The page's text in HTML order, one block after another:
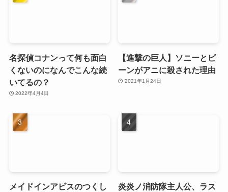
名探偵コナンって何も面白
くないのになんでこんな続
いてるの？
2022年4月4日
【進撃の巨人】ソニーとビ
ーンがアニに殺された理由
2021年1月24日
メイドインアビスのつくし
炎炎ノ消防隊主人公、ラス